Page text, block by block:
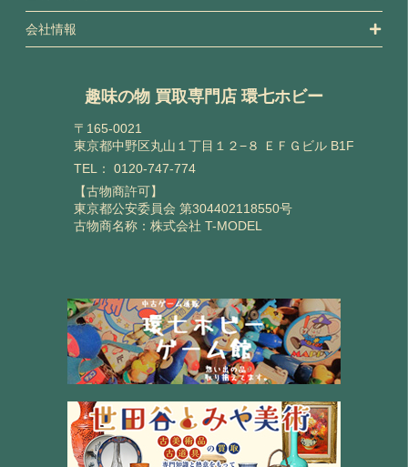
会社情報
趣味の物 買取専門店 環七ホビー
〒165-0021
東京都中野区丸山１丁目１２−８ ＥＦＧビル B1F
TEL： 0120-747-774
【古物商許可】
東京都公安委員会 第304402118550号
古物商名称：株式会社 T-MODEL